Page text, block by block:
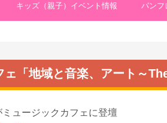
キッズ（親子）イベント情報 パンフ
ェ「地域と音楽、アート～
ュージックカフェに登壇